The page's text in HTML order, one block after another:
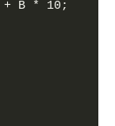
+ B * 10;